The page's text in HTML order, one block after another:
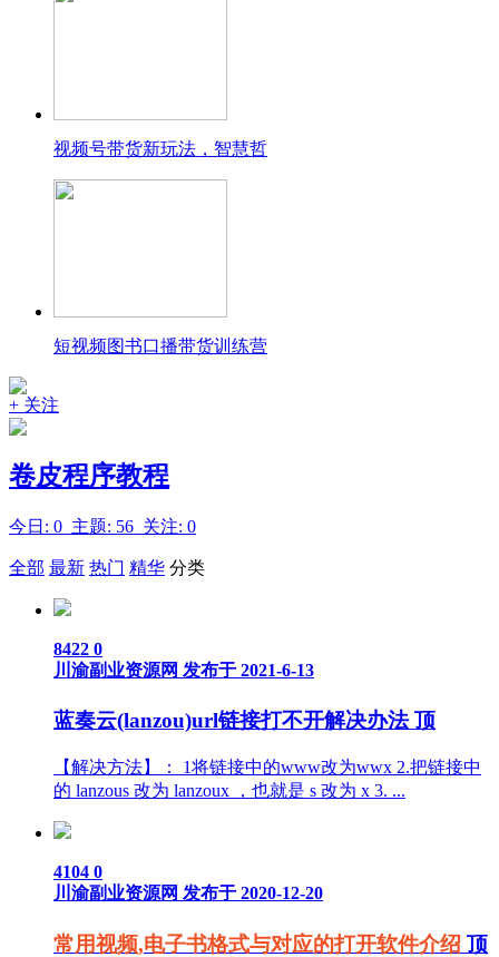
视频号带货新玩法，智慧哲
短视频图书口播带货训练营
+ 关注
卷皮程序教程
今日: 0 主题: 56 关注: 0
全部 最新 热门 精华 分类
8422 0
川渝副业资源网 发布于 2021-6-13
蓝奏云(lanzou)url链接打不开解决办法 顶
【解决方法】： 1将链接中的www改为wwx 2.把链接中
的 lanzous 改为 lanzoux ，也就是 s 改为 x 3. ...
4104 0
川渝副业资源网 发布于 2020-12-20
常用视频,电子书格式与对应的打开软件介绍 顶